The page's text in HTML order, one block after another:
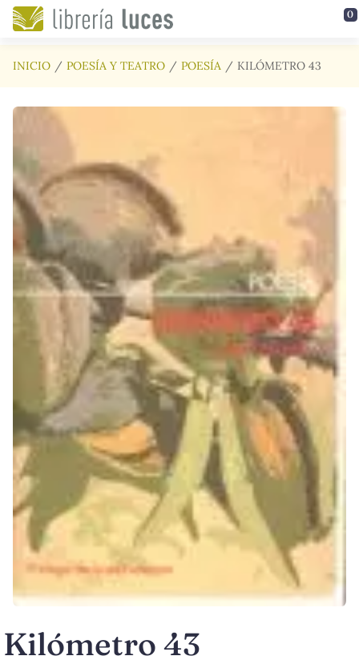
Saltar al contenido principal 0
INICIO POESÍA Y TEATRO POESÍA KILÓMETRO 43
Kilómetro 43